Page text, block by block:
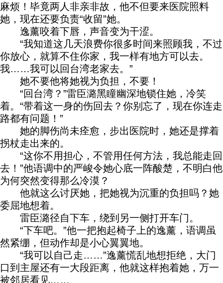
麻烦！毕竟两人非亲非故，他不但要来医院照料
她，现在还要负责“收留”她。
逸薰咬着下唇，声音变为干涩。
“我知道这几天浪费你很多时间来照顾我，不过
你放心，就算不住你家，我一样有地方可以去。
我……我可以回台湾老家去。”
她不要他将她视为负担，不要！
“回台湾？”雷臣潞黑瞳幽深地锁住她，冷笑
着。“带着这一身的伤回去？你别忘了，现在你连走
路都有问题！”
她的脚伤尚未痊愈，步出医院时，她还是撑着
拐杖走出来的。
“这你不用担心，不管用任何方法，我总能走回
去！”他语调中的严峻令她心底一阵酸楚，不明白他
为何突然变得那么冷漠？
他就这么讨厌她，把她视为沉重的负担吗？她
委屈地想着。
雷臣潞径自下车，绕到另一侧打开车门。
“下车吧。”他一把抱起椅子上的逸薰，语调虽
然紧绷，但动作却是小心翼翼地。
“我可以自己走……”逸薰慌乱地想拒绝，大门
口到主屋还有一大段距离，他就这样抱着她，万一
被邻居看见……